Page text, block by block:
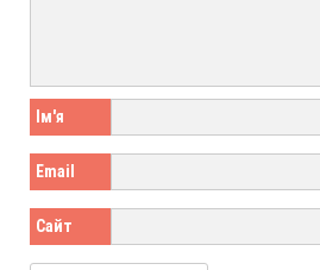
Ім'я
Email
Сайт